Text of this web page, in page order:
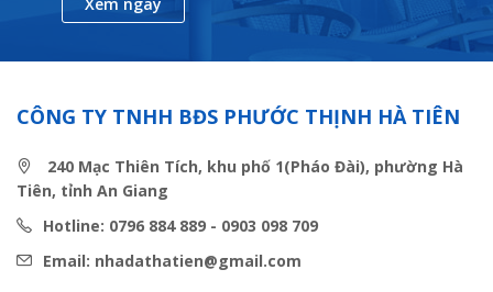
CÔNG TY TNHH BĐS PHƯỚC THỊNH HÀ TIÊN
240 Mạc Thiên Tích, khu phố 1(Pháo Đài), phường Hà
Tiên, tỉnh An Giang
Hotline: 0796 884 889 - 0903 098 709
Email: nhadathatien@gmail.com